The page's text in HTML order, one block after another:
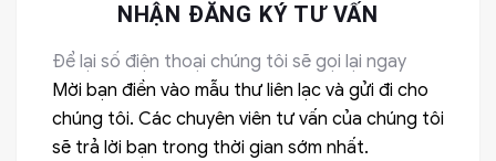
NHẬN ĐĂNG KÝ TƯ VẤN
Để lại số điện thoại chúng tôi sẽ gọi lại ngay
Mời bạn điền vào mẫu thư liên lạc và gửi đi cho
chúng tôi. Các chuyên viên tư vấn của chúng tôi
sẽ trả lời bạn trong thời gian sớm nhất.